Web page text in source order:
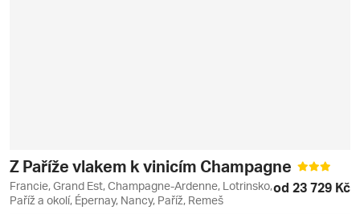
Z Paříže vlakem k vinicím Champagne
Francie, Grand Est, Champagne-Ardenne, Lotrinsko,
Paříž a okolí, Épernay, Nancy, Paříž, Remeš
od 23 729 Kč